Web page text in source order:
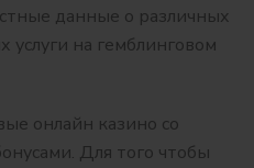
данные о различных
услуги на гемблинговом
онлайн казино со
Для того чтобы